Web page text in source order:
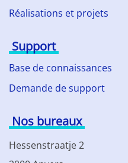
Réalisations et projets
Support
Base de connaissances
Demande de support
Nos bureaux
Hessenstraatje 2